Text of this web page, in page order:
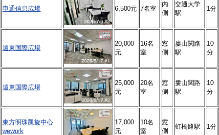
申通信息広場 6,500元 7名室
内
側
交通大学
駅
1分
遠東国際広場
20,000
元
16名
室
窓
側
婁山関路
駅
10
分
遠東国際広場
25,000
元
20名
室
窓
側
婁山関路
駅
10
分
東方明珠凱旋中心
wework
17,000
元
10名
室
窓
側
虹橋路駅 1分